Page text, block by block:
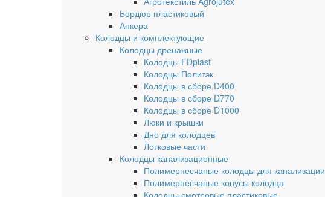
Бордюр пластиковый
Анкера
Колодцы и комплектующие
Колодцы дренажные
Колодцы FDplast
Колодцы Политэк
Колодцы в сборе D400
Колодцы в сборе D770
Колодцы в сборе D1000
Люки и крышки
Дно для колодцев
Лотковые части
Колодцы канализационные
Полимерпесчаные колодцы для канализации
Полимерпесчаные конусы колодца